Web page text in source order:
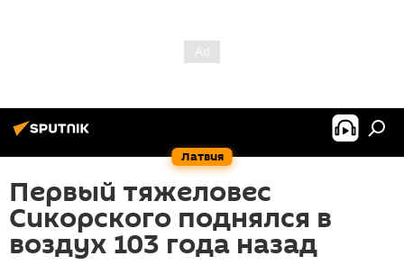
Латвия
Первый тяжеловес
Сикорского поднялся в
воздух 103 года назад